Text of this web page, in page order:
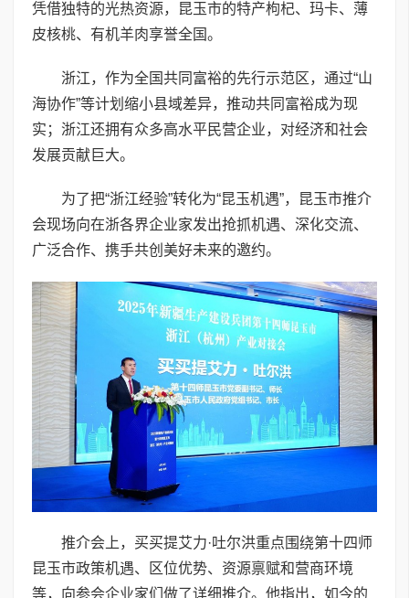
凭借独特的光热资源，昆玉市的特产枸杞、玛卡、薄
皮核桃、有机羊肉享誉全国。
浙江，作为全国共同富裕的先行示范区，通过“山
海协作”等计划缩小县域差异，推动共同富裕成为现
实；浙江还拥有众多高水平民营企业，对经济和社会
发展贡献巨大。
为了把“浙江经验”转化为“昆玉机遇”，昆玉市推介
会现场向在浙各界企业家发出抢抓机遇、深化交流、
广泛合作、携手共创美好未来的邀约。
推介会上，买买提艾力·吐尔洪重点围绕第十四师
昆玉市政策机遇、区位优势、资源禀赋和营商环境
等，向参会企业家们做了详细推介。他指出，如今的